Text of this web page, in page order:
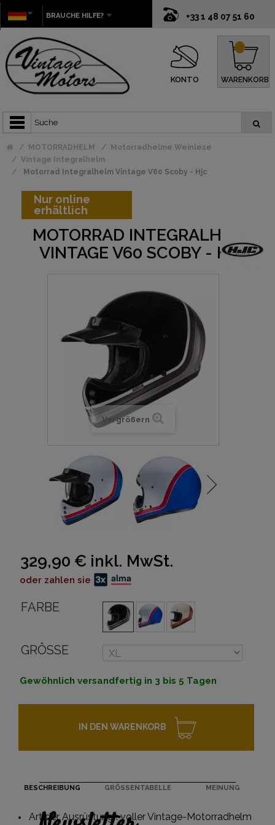
+33 1 48 07 51 60
BRAUCHE HILFE?
KONTO WARENKORB
0
MOTORRADHELM
Motorradhelme Weinlese
Vintage Integralhelm
Motorrad Integralhelm Vintage V60 Scoby - Hjc
Nur online
erhältlich
MOTORRAD INTEGRALHELM
VINTAGE V60 SCOBY - HJC
Vergrößern
329,90 € inkl. MwSt.
oder zahlen sie
FARBE
GRÖSSE
Gewöhnlich versandfertig in 3 bis 5 Tagen
IN DEN WARENKORB
BESCHREIBUNG GRÖSSENTABELLE MEINUNG
Art der Ausrüstung : voller Vintage-Motorradhelm